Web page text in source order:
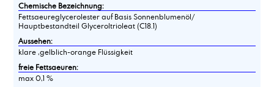
Chemische Bezeichnung:
Fettsaeureglycerolester auf Basis Sonnenblumenöl/
Hauptbestandteil Glyceroltrioleat (C18.1)
Aussehen:
klare ,gelblich-orange Flüssigkeit
freie Fettsaeuren:
max 0,1 %